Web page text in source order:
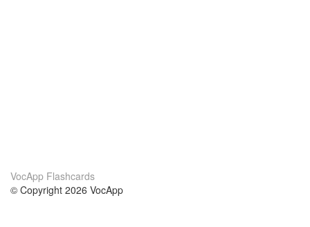
VocApp Flashcards
© Copyright 2026 VocApp